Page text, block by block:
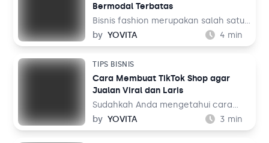
Bermodal Terbatas
Bisnis fashion merupakan salah satu
bisnis yang tak akan pernah mati.
Sebab, pada dasarnya setiap orang
kehidupan sehari-hari mereka, baik
untuk bekerja maupun aktivitas
lainnya. Tentu ini jadi peluang bisnis
yang menjanjikan dari waktu ke
waktu.
by YOVITA 4 min
TIPS BISNIS
Cara Membuat TikTok Shop agar
Jualan Viral dan Laris
Sudahkah Anda mengetahui cara
membuat TikTok Shop? TikTok
merupakan salah satu media sosial
by YOVITA 3 min